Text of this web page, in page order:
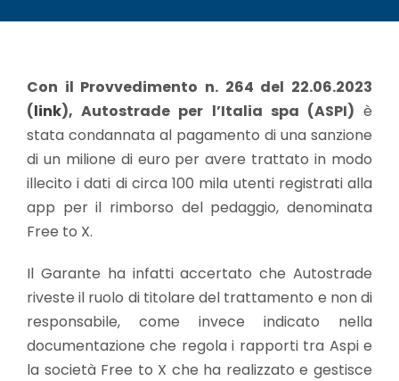
Con il Provvedimento n. 264 del 22.06.2023
(link), Autostrade per l’Italia spa (ASPI) è
stata condannata al pagamento di una sanzione
di un milione di euro per avere trattato in modo
illecito i dati di circa 100 mila utenti registrati alla
app per il rimborso del pedaggio, denominata
Free to X.
Il Garante ha infatti accertato che Autostrade
riveste il ruolo di titolare del trattamento e non di
responsabile, come invece indicato nella
documentazione che regola i rapporti tra Aspi e
la società Free to X che ha realizzato e gestisce